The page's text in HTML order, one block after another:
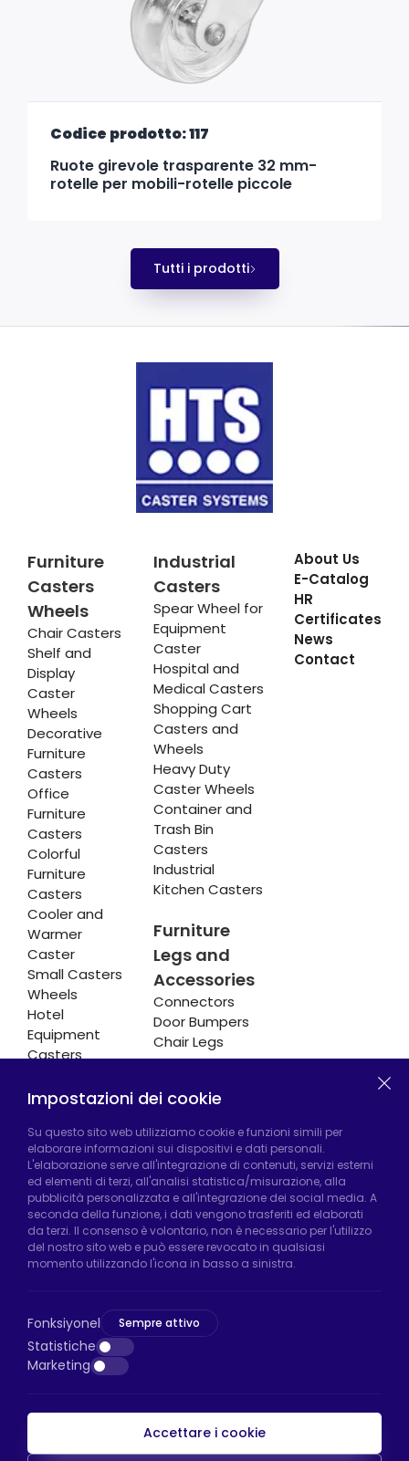
Codice prodotto: 117
Ruote girevole trasparente 32 mm-
rotelle per mobili-rotelle piccole
Tutti i prodotti
Furniture
Casters
Wheels
Chair Casters
Shelf and
Display
Caster
Wheels
Decorative
Furniture
Casters
Office
Furniture
Casters
Colorful
Furniture
Casters
Cooler and
Warmer
Caster
Small Casters
Wheels
Hotel
Equipment
Casters
Industrial
Casters
Spear Wheel for
Equipment
Caster
Hospital and
Medical Casters
Shopping Cart
Casters and
Wheels
Heavy Duty
Caster Wheels
Container and
Trash Bin
Casters
Industrial
Kitchen Casters
Furniture
Legs and
Accessories
Connectors
Door Bumpers
Chair Legs
About Us
E-Catalog
HR
Certificates
News
Contact
Fabbrica di Hadımköy:Atatürk Industrial Zone,
Uzunçayır Street, No:11 Hadımköy, 34555
Arnavutköy/Istanbul
Telefono:+90 212 640 66 46
Email:export@htsteker.com
Negozio Bayrampasa:Kocatepe
Bayrampaşa/Istanbul
Telefono:+90 530 044 64 87
Email:info@htsteker.com
Pagamento HTS
Impostazioni dei cookie
Su questo sito web utilizziamo cookie e funzioni simili per
elaborare informazioni sui dispositivi e dati personali.
L'elaborazione serve all'integrazione di contenuti, servizi esterni
ed elementi di terzi, all'analisi statistica/misurazione, alla
pubblicità personalizzata e all'integrazione dei social media. A
seconda della funzione, i dati vengono trasferiti ed elaborati
da terzi. Il consenso è volontario, non è necessario per l'utilizzo
del nostro sito web e può essere revocato in qualsiasi
momento utilizzando l'icona in basso a sinistra.
Fonksiyonel Sempre attivo
Statistiche
Marketing
Accettare i cookie